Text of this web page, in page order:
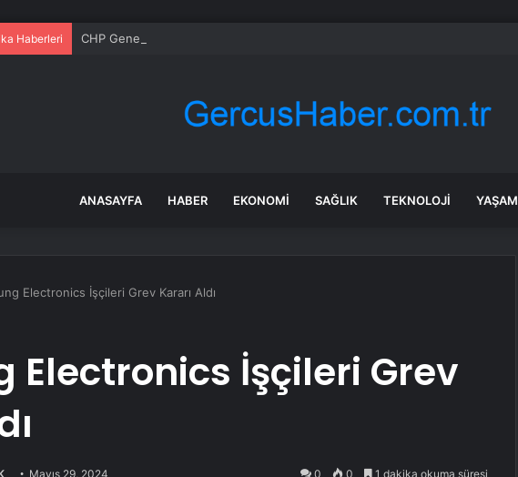
Haberleri CHP Genel Merkezi’nde tahliye gerginliği! Büyük arbede yaşandı
ANASAYFA HABER EKONOMI SAĞLIK TEKNOLOJI YAŞAM
Electronics İşçileri Grev Kararı Aldı
Electronics İşçileri Grev
Mayıs 29, 2024 0 0 1 dakika okuma süresi